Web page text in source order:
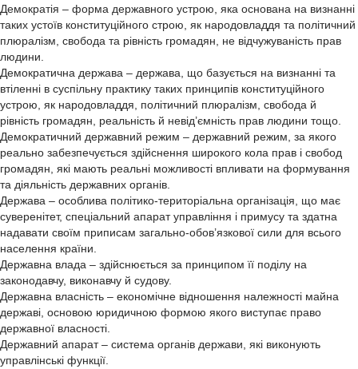
Демократія – форма державного устрою, яка основана на визнанні
таких устоїв конституційного строю, як народовладдя та політичний
плюралізм, свобода та рівність громадян, не відчужуваність прав
людини.
Демократична держава – держава, що базується на визнанні та
втіленні в суспільну практику таких принципів конституційного
устрою, як народовладдя, політичний плюралізм, свобода й
рівність громадян, реальність й невід’ємність прав людини тощо.
Демократичний державний режим – державний режим, за якого
реально забезпечується здійснення широкого кола прав і свобод
громадян, які мають реальні можливості впливати на формування
та діяльність державних органів.
Держава – особлива політико-територіальна організація, що має
суверенітет, спеціальний апарат управління і примусу та здатна
надавати своїм приписам загально-обов’язкової сили для всього
населення країни.
Державна влада – здійснюється за принципом її поділу на
законодавчу, виконавчу й судову.
Державна власність – економічне відношення належності майна
державі, основою юридичною формою якого виступає право
державної власності.
Державний апарат – система органів держави, які виконують
управлінські функції.